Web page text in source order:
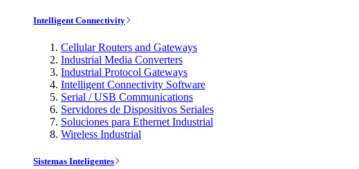
Intelligent Connectivity
Cellular Routers and Gateways
Industrial Media Converters
Industrial Protocol Gateways
Intelligent Connectivity Software
Serial / USB Communications
Servidores de Dispositivos Seriales
Soluciones para Ethernet Industrial
Wireless Industrial
Sistemas Inteligentes